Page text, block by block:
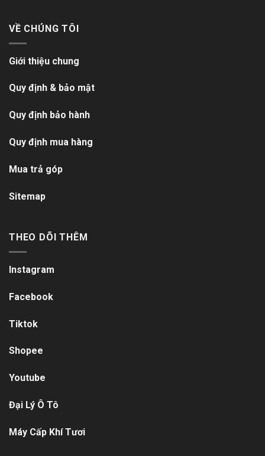
VỀ CHÚNG TÔI
Giới thiệu chung
Quy định & bảo mật
Quy định bảo hành
Quy định mua hàng
Mua trả góp
Sitemap
THEO DÕI THÊM
Instagram
Facebook
Tiktok
Shopee
Youtube
Đại Lý Ô Tô
Máy Cấp Khí Tươi